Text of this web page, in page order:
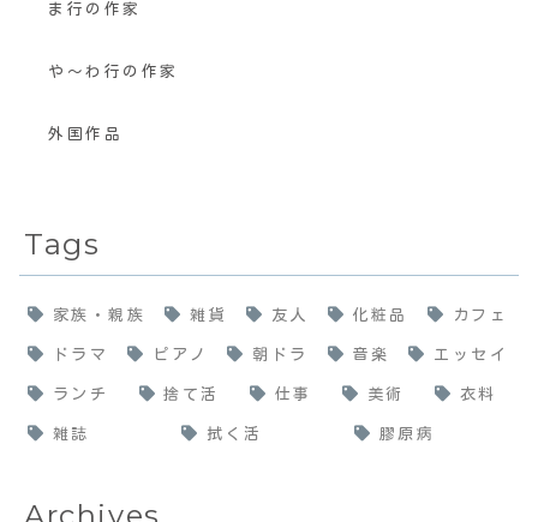
ま行の作家
や〜わ行の作家
外国作品
Tags
家族・親族 雑貨 友人 化粧品 カフェ
ドラマ ピアノ 朝ドラ 音楽 エッセイ
ランチ 捨て活 仕事 美術 衣料
雑誌 拭く活 膠原病
Archives